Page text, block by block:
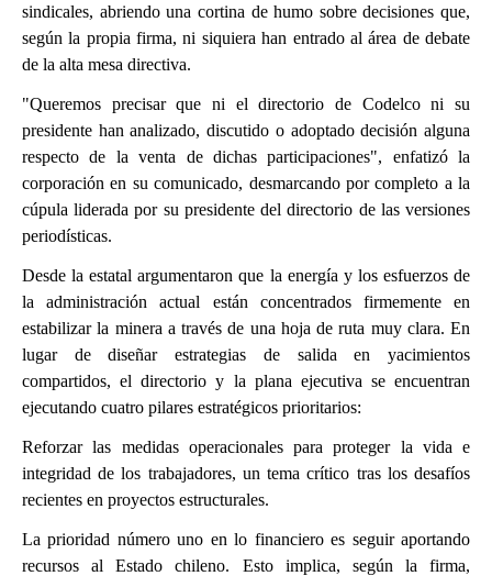
sindicales, abriendo una cortina de humo sobre decisiones que,
según la propia firma, ni siquiera han entrado al área de debate
de la alta mesa directiva.
"Queremos precisar que ni el directorio de Codelco ni su
presidente han analizado, discutido o adoptado decisión alguna
respecto de la venta de dichas participaciones", enfatizó la
corporación en su comunicado, desmarcando por completo a la
cúpula liderada por su presidente del directorio de las versiones
periodísticas.
Desde la estatal argumentaron que la energía y los esfuerzos de
la administración actual están concentrados firmemente en
estabilizar la minera a través de una hoja de ruta muy clara. En
lugar de diseñar estrategias de salida en yacimientos
compartidos, el directorio y la plana ejecutiva se encuentran
ejecutando cuatro pilares estratégicos prioritarios:
Reforzar las medidas operacionales para proteger la vida e
integridad de los trabajadores, un tema crítico tras los desafíos
recientes en proyectos estructurales.
La prioridad número uno en lo financiero es seguir aportando
recursos al Estado chileno. Esto implica, según la firma,